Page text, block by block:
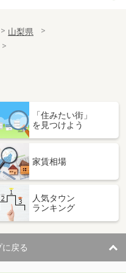
山梨県
「住みたい街」
を見つけよう
家賃相場
人気タウン
ランキング
戻る